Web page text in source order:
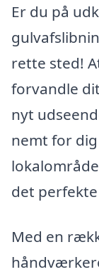
Er du på
rette sted!
forvandle
nyt
nemt for
det
Med en